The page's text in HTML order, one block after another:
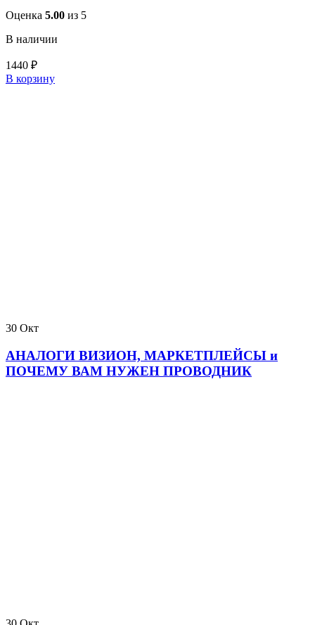
Оценка 5.00 из 5
В наличии
1440 ₽
В корзину
30 Окт
АНАЛОГИ ВИЗИОН, МАРКЕТПЛЕЙСЫ и
ПОЧЕМУ ВАМ НУЖЕН ПРОВОДНИК